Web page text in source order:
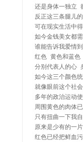
还是身体一独立
反正这三条腿儿
可在现实生活中
如今金钱美女都
谁能告诉我爱情
红色 黄色和蓝色
分别代表人的心
如今这三个颜色
就像眼前这个社
多年的政治运动
周围黄色的肉体
只有扭曲一下我
原来是少有的一
红色已经把鲜血